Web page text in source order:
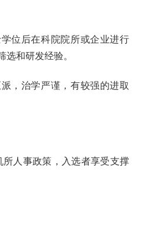
学位后在科院院所或企业进行
选和研发经验。
派，治学严谨，有较强的进取
人事政策，入选者享受支撑